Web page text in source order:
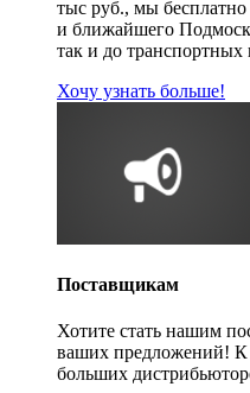
тыс руб., мы
и ближайшего
так и до транспортных
Хочу узнать больше!
Поставщикам
Хотите стать нашим
ваших предложений! К
больших